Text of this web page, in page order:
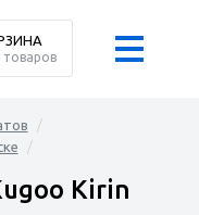
Kirin
товаров